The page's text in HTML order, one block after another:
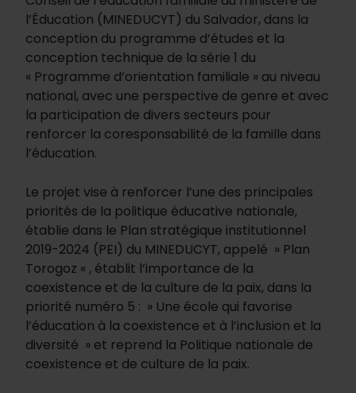
l’Éducation (MINEDUCYT) du Salvador, dans la
conception du programme d’études et la
conception technique de la série 1 du
« Programme d’orientation familiale » au niveau
national, avec une perspective de genre et avec
la participation de divers secteurs pour
renforcer la coresponsabilité de la famille dans
l’éducation.
Le projet vise à renforcer l’une des principales
priorités de la politique éducative nationale,
établie dans le Plan stratégique institutionnel
2019-2024 (PEI) du MINEDUCYT, appelé » Plan
Torogoz « , établit l’importance de la
coexistence et de la culture de la paix, dans la
priorité numéro 5 : » Une école qui favorise
l’éducation à la coexistence et à l’inclusion et la
diversité » et reprend la Politique nationale de
coexistence et de culture de la paix.